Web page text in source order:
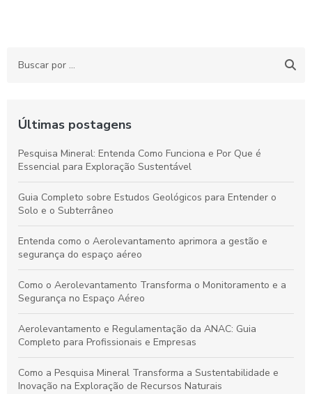
Últimas postagens
Pesquisa Mineral: Entenda Como Funciona e Por Que é
Essencial para Exploração Sustentável
Guia Completo sobre Estudos Geológicos para Entender o
Solo e o Subterrâneo
Entenda como o Aerolevantamento aprimora a gestão e
segurança do espaço aéreo
Como o Aerolevantamento Transforma o Monitoramento e a
Segurança no Espaço Aéreo
Aerolevantamento e Regulamentação da ANAC: Guia
Completo para Profissionais e Empresas
Como a Pesquisa Mineral Transforma a Sustentabilidade e
Inovação na Exploração de Recursos Naturais